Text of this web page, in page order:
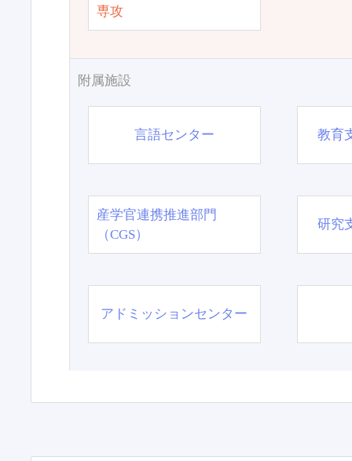
専攻
附属施設
言語センター 教育
産学官連携推進部門
（CGS）
研究
アドミッションセンター